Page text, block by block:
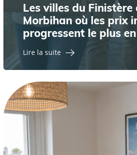
Les villes du Finistère
Morbihan où les prix
progressent le plus
Lire la suite